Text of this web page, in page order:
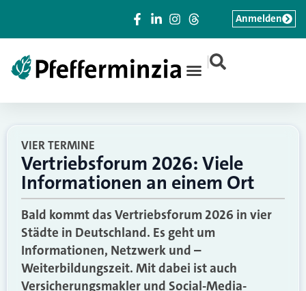
|
Anmelden
VIER TERMINE
Vertriebsforum 2026: Viele
Informationen an einem Ort
Bald kommt das Vertriebsforum 2026 in vier
Städte in Deutschland. Es geht um
Informationen, Netzwerk und –
Weiterbildungszeit. Mit dabei ist auch
Versicherungsmakler und Social-Media-